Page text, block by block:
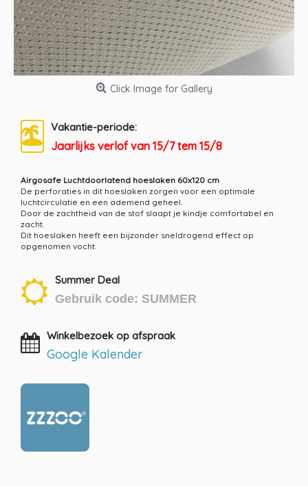
Click Image for Gallery
Vakantie-periode:
Jaarlijks verlof van 15/7 tem 15/8
Airgosafe Luchtdoorlatend hoeslaken 60x120 cm
De perforaties in dit hoeslaken zorgen voor een optimale
luchtcirculatie en een ademend geheel.
Door de zachtheid van de stof slaapt je kindje comfortabel en
zacht.
Dit hoeslaken heeft een bijzonder sneldrogend effect op
opgenomen vocht.
Summer Deal
Gebruik code: SUMMER
Winkelbezoek op afspraak
Google Kalender